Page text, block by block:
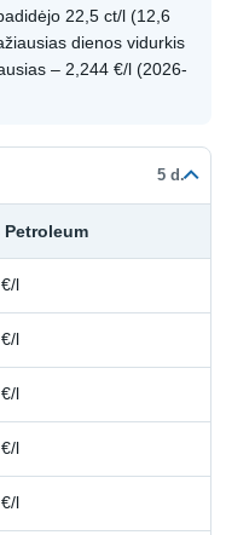
22,5 ct/l (12,6
dienos vidurkis
– 2,244 €/l (2026-
5 d.
Petroleum
l
l
l
l
l